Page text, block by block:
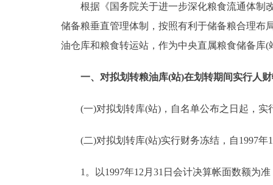
根据《国务院关于进一步深化粮食流通体制改
储备粮垂直管理体制，按照有利于储备粮合理布
油仓库和粮食转运站，作为中央直属粮食储备库
一、对拟划转粮油库(站)在划转期间实行人财
(一)对拟划转库(站)，自名单公布之日起，实
(二)对拟划转库(站)实行财务冻结，自1997年
1。以1997年12月31日会计决算帐面数额为准